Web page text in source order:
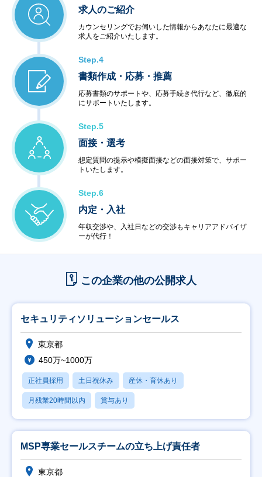
求人のご紹介
カウンセリングでお伺いした情報からあなたに最適な
求人をご紹介いたします。
Step.4
書類作成・応募・推薦
応募書類のサポートや、応募手続き代行など、徹底的
にサポートいたします。
Step.5
面接・選考
想定質問の提示や模擬面接などの面接対策で、サポー
トいたします。
Step.6
内定・入社
年収交渉や、入社日などの交渉もキャリアアドバイザ
ーが代行！
この企業の他の公開求人
セキュリティソリューションセールス
東京都
450万~1000万
正社員採用 土日祝休み 産休・育休あり
月残業20時間以内 賞与あり
MSP専業セールスチームの立ち上げ責任者
東京都